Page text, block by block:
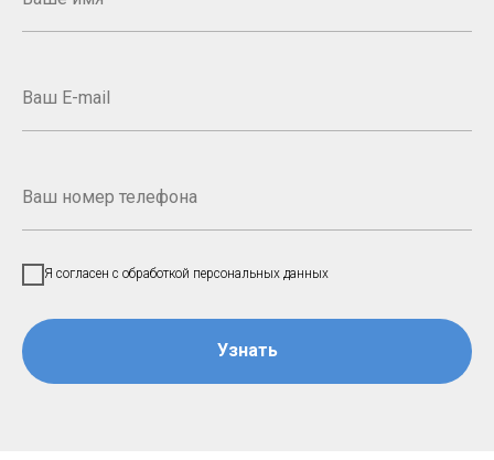
Я согласен с обработкой персональных данных
Узнать